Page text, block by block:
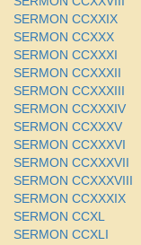
SERMON CCXXIX
SERMON CCXXX
SERMON CCXXXI
SERMON CCXXXII
SERMON CCXXXIII
SERMON CCXXXIV
SERMON CCXXXV
SERMON CCXXXVI
SERMON CCXXXVII
SERMON CCXXXVIII
SERMON CCXXXIX
SERMON CCXL
SERMON CCXLI